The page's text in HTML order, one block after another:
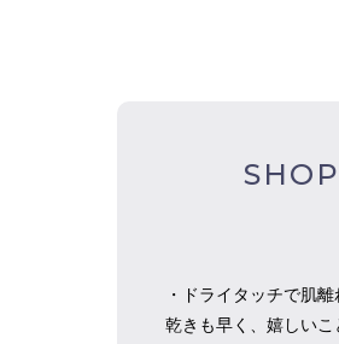
・ドライタッチで肌
乾きも早く、嬉しいこ